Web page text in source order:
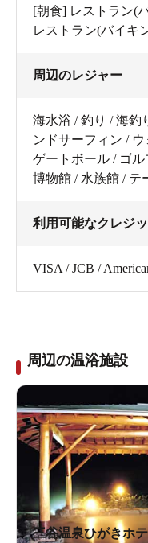
[朝食] レストラン(
レストラン(バイキ
周辺のレジャー
海水浴 / 釣り / 海釣
ンドサーフィン /
ゲートボール / ゴ
博物館 / 水族館 / テ
利用可能なクレジ
VISA / JCB /
周辺の温浴施設
三谷温泉ひがきホ